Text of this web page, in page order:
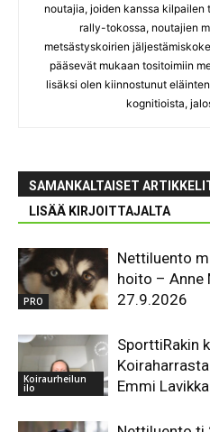
noutajia, joiden kanssa kilpailen
rally-tokossa, noutajien
metsästyskoirien
pääsevät mukaan tositoimiin
lisäksi olen kiinnostunut
kognitioista,
SAMANKALTAISET
LISÄÄ KIRJOITTAJALTA
PRO
Nettiluento
hoito – Anne
27.9.2026
Koiraurheilun
ilo
SporttiRakin
Emmi